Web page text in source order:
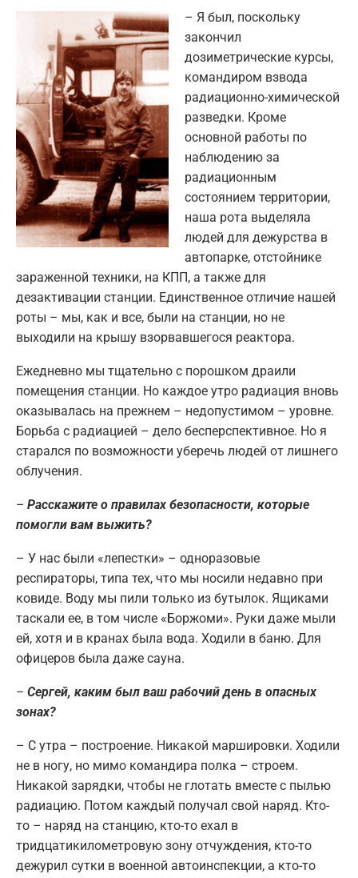
– Я был, поскольку
закончил
дозиметрические курсы,
командиром взвода
радиационно-химической
разведки. Кроме
основной работы по
наблюдению за
радиационным
состоянием территории,
наша рота выделяла
людей для дежурства в
автопарке, отстойнике
зараженной техники, на КПП, а также для
дезактивации станции. Единственное отличие нашей
роты – мы, как и все, были на станции, но не
выходили на крышу взорвавшегося реактора.
Ежедневно мы тщательно с порошком драили
помещения станции. Но каждое утро радиация вновь
оказывалась на прежнем – недопустимом – уровне.
Борьба с радиацией – дело бесперспективное. Но я
старался по возможности уберечь людей от лишнего
облучения.
– Расскажите о правилах безопасности, которые
помогли вам выжить?
– У нас были «лепестки» – одноразовые
респираторы, типа тех, что мы носили недавно при
ковиде. Воду мы пили только из бутылок. Ящиками
таскали ее, в том числе «Боржоми». Руки даже мыли
ей, хотя и в кранах была вода. Ходили в баню. Для
офицеров была даже сауна.
– Сергей, каким был ваш рабочий день в опасных
зонах?
– С утра – построение. Никакой маршировки. Ходили
не в ногу, но мимо командира полка – строем.
Никакой зарядки, чтобы не глотать вместе с пылью
радиацию. Потом каждый получал свой наряд. Кто-
то – наряд на станцию, кто-то ехал в
тридцатикилометровую зону отчуждения, кто-то
дежурил сутки в военной автоинспекции, а кто-то